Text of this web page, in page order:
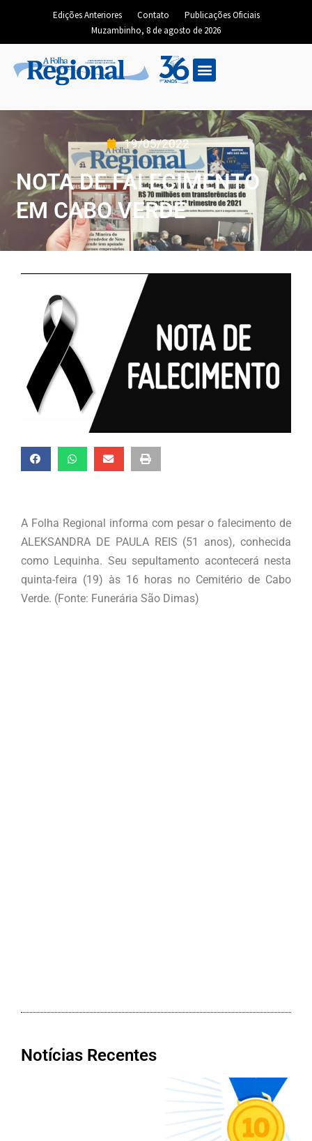
Edições Anteriores Contato
Publicações Oficiais
Muzambinho, 8 de agosto de 2026
19/05/2022
NOTA DE FALECIMENTO
EM CABO VERDE
A Folha Regional informa com pesar o falecimento de
ALEKSANDRA DE PAULA REIS (51 anos), conhecida
como Lequinha. Seu sepultamento acontecerá nesta
quinta-feira (19) às 16 horas no Cemitério de Cabo
Verde. (Fonte: Funerária São Dimas)
Notícias Recentes